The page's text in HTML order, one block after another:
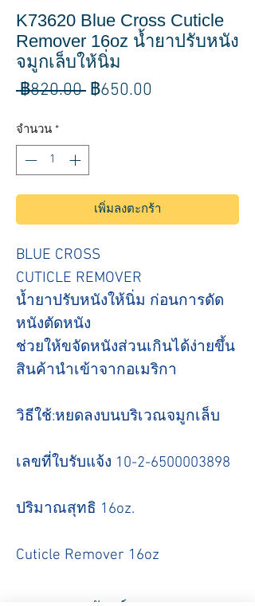
K73620 Blue Cross Cuticle
Remover 16oz น้ำยาปรับหนัง
จมูกเล็บให้นิ่ม
฿820.00 ราคา
฿650.00
จำนวน *
เพิ่มลงตะกร้า
BLUE CROSS
CUTICLE REMOVER
น้ำยาปรับหนังให้นิ่ม ก่อนการดัด
หนังตัดหนัง
ช่วยให้ขจัดหนังส่วนเกินได้ง่ายขึ้น
สินค้านำเข้าจากอเมริกา
วิธีใช้:หยดลงบนบริเวณจมูกเล็บ
เลขที่ใบรับแจ้ง 10-2-6500003898
ปริมาณสุทธิ 16oz.
Cuticle Remover 16oz